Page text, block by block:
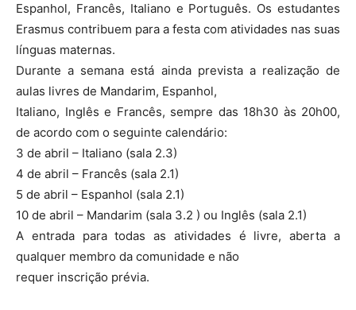
Espanhol, Francês, Italiano e Português. Os estudantes
Erasmus contribuem para a festa com atividades nas suas
línguas maternas.
Durante a semana está ainda prevista a realização de
aulas livres de Mandarim, Espanhol,
Italiano, Inglês e Francês, sempre das 18h30 às 20h00,
de acordo com o seguinte calendário:
3 de abril – Italiano (sala 2.3)
4 de abril – Francês (sala 2.1)
5 de abril – Espanhol (sala 2.1)
10 de abril – Mandarim (sala 3.2 ) ou Inglês (sala 2.1)
A entrada para todas as atividades é livre, aberta a
qualquer membro da comunidade e não
requer inscrição prévia.